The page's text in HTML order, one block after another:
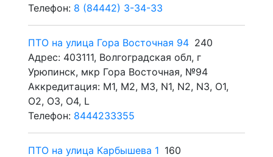
Телефон: 8 (84442) 3-34-33
ПТО на улица Гора Восточная 94 240
Адрес: 403111, Волгоградская обл, г
Урюпинск, мкр Гора Восточная, №94
Аккредитация: M1, M2, M3, N1, N2, N3, O1,
O2, O3, O4, L
Телефон: 8444233355
ПТО на улица Карбышева 1 160